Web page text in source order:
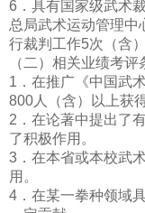
6．具有国家级武术
总局武术运动管理中
行裁判工作5次（含）
（二）相关业绩考评
1．在推广《中国武
800人（含）以上获
2．在论著中提出了
了积极作用。
3．在本省或本校武
用。
4．在某一拳种领域